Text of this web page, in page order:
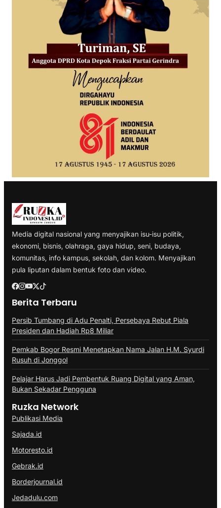
Media digital nasional yang menyajikan isu-isu politik,
ekonomi, bisnis, olahraga, gaya hidup, seni, budaya,
komunitas, info kampus, sekolah, dan kolom. Menyajikan
pula liputan dalam bentuk foto dan video.
Berita Terbaru
Persib Tumbang di Adu Penalti, Persebaya Rebut Piala
Presiden dan Hadiah Rp8 Miliar
Pemkab Bogor Resmi Menetapkan Nama Jalan H.M. Syurdi
Rusuh di Jonggol
Pelajar Harus Jadi Pembentuk Ruang Digital yang Aman,
Bukan Sekadar Pengguna
Ruzka Network
Publikasi Media
Sajada.id
Motoresto.id
Gebrak.id
Borderjournal.id
Jedadulu.com